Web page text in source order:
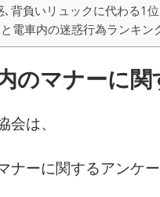
､背負いリュックに代わる1
電車内の迷惑行為ランキン
のマナーに関
会は、
ナーに関するアンケ